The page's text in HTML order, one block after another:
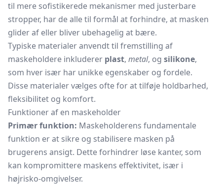
til mere sofistikerede mekanismer med justerbare
stropper, har de alle til formål at forhindre, at masken
glider af eller bliver ubehagelig at bære.
Typiske materialer anvendt til fremstilling af
maskeholdere inkluderer plast, metal, og silikone,
som hver især har unikke egenskaber og fordele.
Disse materialer vælges ofte for at tilføje holdbarhed,
fleksibilitet og komfort.
Funktioner af en maskeholder
Primær funktion: Maskeholderens fundamentale
funktion er at sikre og stabilisere masken på
brugerens ansigt. Dette forhindrer løse kanter, som
kan kompromittere maskens effektivitet, især i
højrisko-omgivelser.